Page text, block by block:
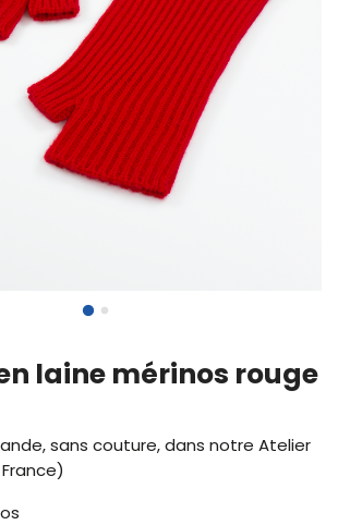
laine mérinos rouge
sans couture, dans notre Atelier